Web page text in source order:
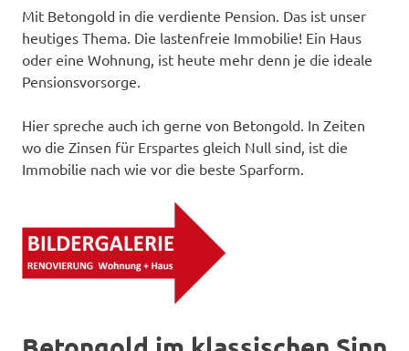
Mit Betongold in die verdiente Pension. Das ist unser
heutiges Thema. Die lastenfreie Immobilie! Ein Haus
oder eine Wohnung, ist heute mehr denn je die ideale
Pensionsvorsorge.
Hier spreche auch ich gerne von Betongold. In Zeiten
wo die Zinsen für Erspartes gleich Null sind, ist die
Immobilie nach wie vor die beste Sparform.